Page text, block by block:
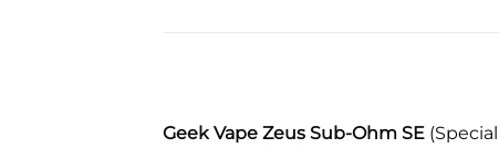
Geek Vape Zeus Sub-Ohm SE (Special